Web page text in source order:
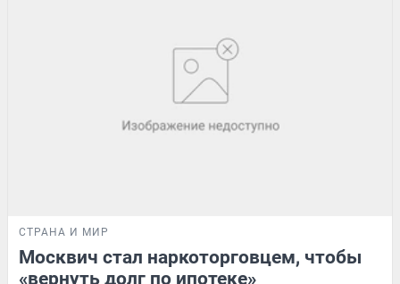
СТРАНА И МИР
Москвич стал наркоторговцем, чтобы
«вернуть долг по ипотеке»